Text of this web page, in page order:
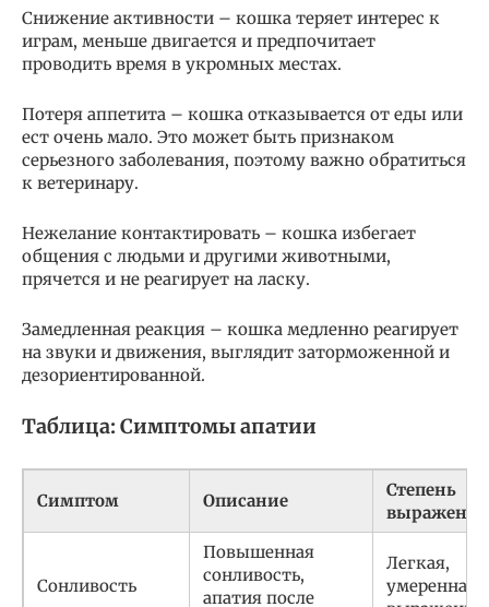
Снижение активности – кошка теряет интерес к
играм, меньше двигается и предпочитает
проводить время в укромных местах.
Потеря аппетита – кошка отказывается от еды или
ест очень мало. Это может быть признаком
серьезного заболевания, поэтому важно обратиться
к ветеринару.
Нежелание контактировать – кошка избегает
общения с людьми и другими животными,
прячется и не реагирует на ласку.
Замедленная реакция – кошка медленно реагирует
на звуки и движения, выглядит заторможенной и
дезориентированной.
Таблица: Симптомы апатии
Симптом Описание
Степень
Сонливость
Повышенная
сонливость,
апатия после
Легкая,
умеренная,